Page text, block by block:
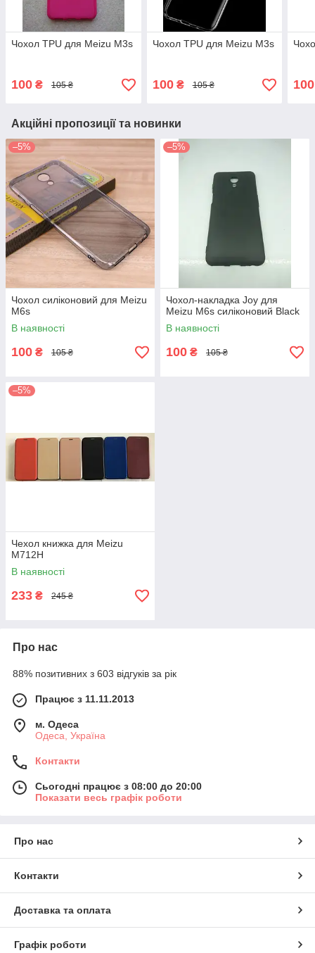
Чохол TPU для Meizu M3s
100 ₴ 105 ₴
Чохол TPU для Meizu M3s
100₴ 105 ₴ 100
Акційні пропозиції та новинки
–5%
Чохол силіконовий для Meizu
M6s
В наявності
100 ₴ 105 ₴
–5%
Чохол-накладка Joy для
Meizu M6s силіконовий Black
В наявності
100 ₴ 105 ₴
–5%
Чехол книжка для Meizu
M712H
В наявності
233 ₴ 245 ₴
Про нас
88% позитивних з 603 відгуків за рік
Працює з 11.11.2013
м. Одеса
Одеса, Україна
Контакти
Сьогодні працює з 08:00 до 20:00
Показати весь графік роботи
Про нас
Контакти
Доставка та оплата
Графік роботи